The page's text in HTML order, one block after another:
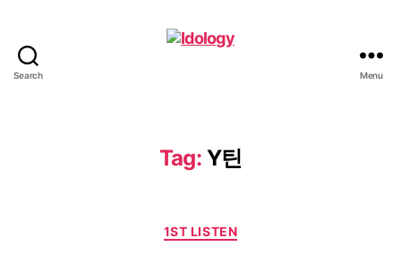
Search Menu
Tag: Y틴
Categories
1ST LISTEN